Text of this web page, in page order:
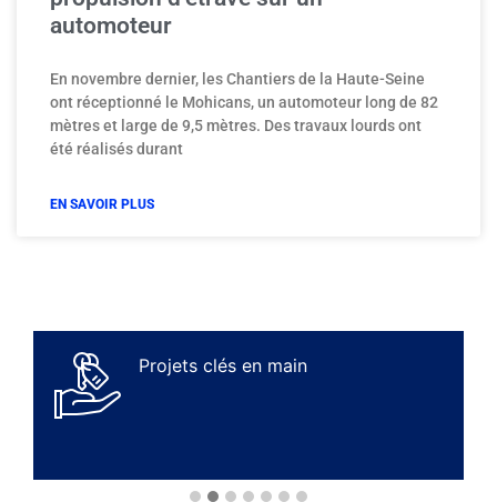
automoteur
En novembre dernier, les Chantiers de la Haute-Seine
ont réceptionné le Mohicans, un automoteur long de 82
mètres et large de 9,5 mètres. Des travaux lourds ont
été réalisés durant
EN SAVOIR PLUS
Projets clés en main